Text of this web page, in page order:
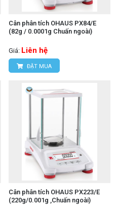
Cân phân tích OHAUS PX84/E
(82g / 0.0001g Chuấn ngoài)
Giá: Liên hệ
ĐẶT MUA
Cân phân tích OHAUS PX223/E
(220g/0.001g ,Chuấn ngoài)